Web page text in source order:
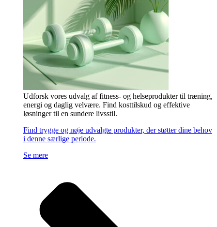
Udforsk vores udvalg af fitness- og helseprodukter til træning,
energi og daglig velvære. Find kosttilskud og effektive
løsninger til en sundere livsstil.
Find trygge og nøje udvalgte produkter, der støtter dine behov
i denne særlige periode.
Se mere